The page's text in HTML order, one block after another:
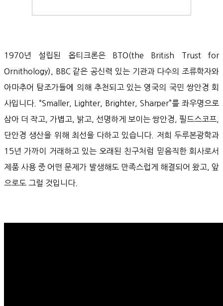
1970년 설립된 옵티크론은 BTO(the British Trust for
Ornithology), BBC 같은 공신력 있는 기관과 다수의 조류학자와
아마추어 탐조가들에 의해 추천되고 있는 영국의 국민 쌍안경 회
사입니다. “Smaller, Lighter, Brighter, Sharper”를 좌우명으로
삼아 더 작고, 가볍고, 밝고, 선명하게 보이는 쌍안경, 필드스코프,
단안경 생산을 위해 최선을 다하고 있습니다. 저희 두루본광학과
15년 가까이 거래하고 있는 오래된 친구처럼 믿음직한 회사로서
제품 사용 중 어떤 문제가 발생해도 만족스럽게 해결되어 왔고, 앞
으로도 그럴 것입니다.